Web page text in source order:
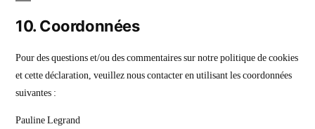
10. Coordonnées
Pour des questions et/ou des commentaires sur notre politique de cookies
et cette déclaration, veuillez nous contacter en utilisant les coordonnées
suivantes :
Pauline Legrand